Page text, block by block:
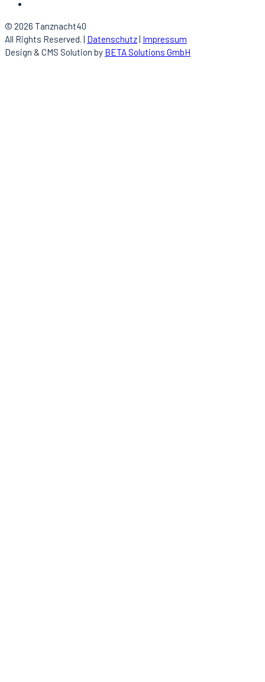
© 2026 Tanznacht40
All Rights Reserved. | Datenschutz| Impressum
Design & CMS Solution by BETA Solutions GmbH